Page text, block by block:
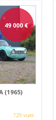
49 000€
(1965)
729 vues